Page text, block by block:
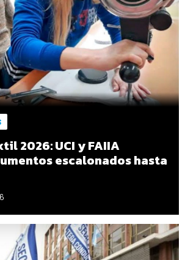
2026: UCI y FAIIA
escalonados hasta